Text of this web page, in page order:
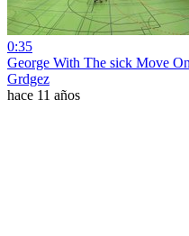
0:35
George With The sick Move
Grdgez
hace 11 años